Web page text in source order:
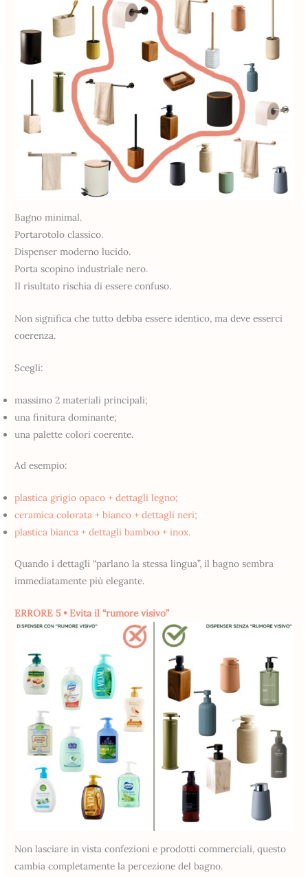
Bagno minimal.
Portarotolo classico.
Dispenser moderno lucido.
Porta scopino industriale nero.
Il risultato rischia di essere confuso.
Non significa che tutto debba essere identico, ma deve esserci
coerenza.
Scegli:
massimo 2 materiali principali;
una finitura dominante;
una palette colori coerente.
Ad esempio:
plastica grigio opaco + dettagli legno;
ceramica colorata + bianco + dettagli neri;
plastica bianca + dettagli bamboo + inox.
Quando i dettagli “parlano la stessa lingua”, il bagno sembra
immediatamente più elegante.
ERRORE 5 • Evita il “rumore visivo”
Non lasciare in vista confezioni e prodotti commerciali, questo
cambia completamente la percezione del bagno.